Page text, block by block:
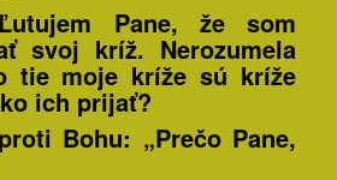
Pane, že som
svoj kríž. Nerozumela
tie moje kríže sú kríže
ich prijať?
Bohu: „Prečo Pane,